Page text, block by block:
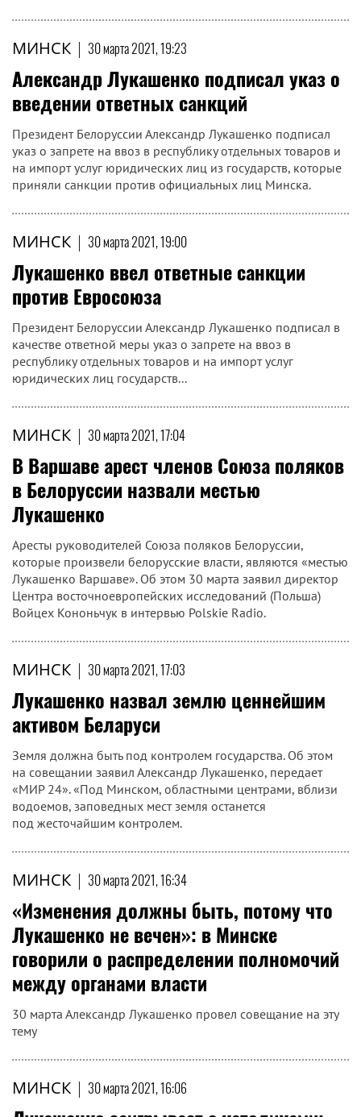
МИНСК | 30 марта 2021, 19:23
Александр Лукашенко подписал указ о
введении ответных санкций
Президент Белоруссии Александр Лукашенко подписал
указ о запрете на ввоз в республику отдельных товаров и
на импорт услуг юридических лиц из государств, которые
приняли санкции против официальных лиц Минска.
МИНСК | 30 марта 2021, 19:00
Лукашенко ввел ответные санкции
против Евросоюза
Президент Белоруссии Александр Лукашенко подписал в
качестве ответной меры указ о запрете на ввоз в
республику отдельных товаров и на импорт услуг
юридических лиц государств...
МИНСК | 30 марта 2021, 17:04
В Варшаве арест членов Союза поляков
в Белоруссии назвали местью
Лукашенко
Аресты руководителей Союза поляков Белоруссии,
которые произвели белорусские власти, являются «местью
Лукашенко Варшаве». Об этом 30 марта заявил директор
Центра восточноевропейских исследований (Польша)
Войцех Кононьчук в интервью Polskie Radio.
МИНСК | 30 марта 2021, 17:03
Лукашенко назвал землю ценнейшим
активом Беларуси
Земля должна быть под контролем государства. Об этом
на совещании заявил Александр Лукашенко, передает
«МИР 24». «Под Минском, областными центрами, вблизи
водоемов, заповедных мест земля останется
под жесточайшим контролем.
МИНСК | 30 марта 2021, 16:34
«Изменения должны быть, потому что
Лукашенко не вечен»: в Минске
говорили о распределении полномочий
между органами власти
30 марта Александр Лукашенко провел совещание на эту
тему
МИНСК | 30 марта 2021, 16:06